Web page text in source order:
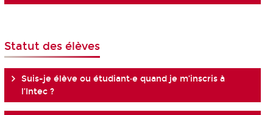
Statut des élèves
Suis-je élève ou étudiant·e quand je m’inscris à
l’Intec ?